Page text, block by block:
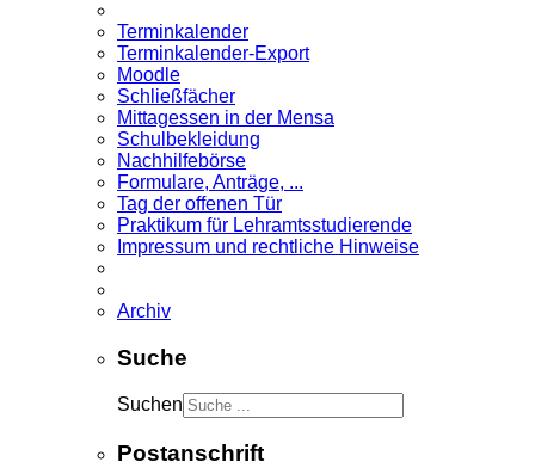
Terminkalender
Terminkalender-Export
Moodle
Schließfächer
Mittagessen in der Mensa
Schulbekleidung
Nachhilfebörse
Formulare, Anträge, ...
Tag der offenen Tür
Praktikum für Lehramts­studierende
Impressum und rechtliche Hinweise
Archiv
Suche
Suchen
Postanschrift